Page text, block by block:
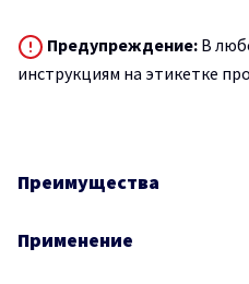
Предупреждение: В
инструкциям на этикетке
Преимущества
Применение